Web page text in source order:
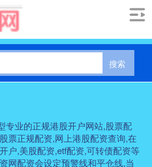
搜索
专业的正规港股开户网站,股票配
票正规配资,网上港股配资查询,在
户,美股配资,etf配资,可转债配资等
网配资会设定预警线和平仓线,当